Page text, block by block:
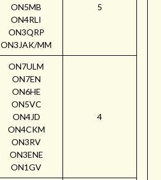
ON5MB
ON4RLI
ON3QRP
ON3JAK/MM
5
ON7ULM
ON7EN
ON6HE
ON5VC
ON4JD
ON4CKM
ON3RV
ON3ENE
ON1GV
4